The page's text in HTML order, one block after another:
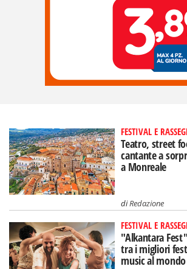
FESTIVAL E
Teatro, street
cantante a
a Monreale
diRedazione
FESTIVAL E
"Alkantara
tra i migliori
music al mondo